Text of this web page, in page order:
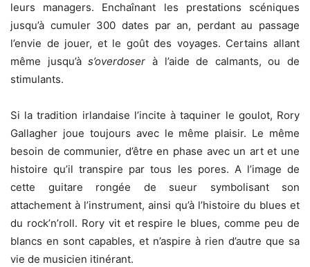
leurs managers. Enchaînant les prestations scéniques
jusqu’à cumuler 300 dates par an, perdant au passage
l’envie de jouer, et le goût des voyages. Certains allant
même jusqu’às’overdoser à l’aide de calmants, ou de
stimulants.
Si la tradition irlandaise l’incite à taquiner le goulot, Rory
Gallagher joue toujours avec le même plaisir. Le même
besoin de communier, d’être en phase avec un art et une
histoire qu’il transpire par tous les pores. A l’image de
cette guitare rongée de sueur symbolisant son
attachement à l’instrument, ainsi qu’à l’histoire du blues et
du rock’n’roll. Rory vit et respire le blues, comme peu de
blancs en sont capables, et n’aspire à rien d’autre que sa
vie de musicien itinérant.